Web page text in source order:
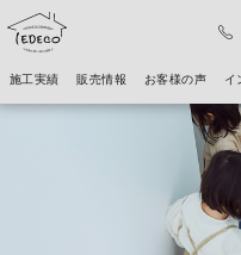
施工実績 販売情報 お客様の声 イ